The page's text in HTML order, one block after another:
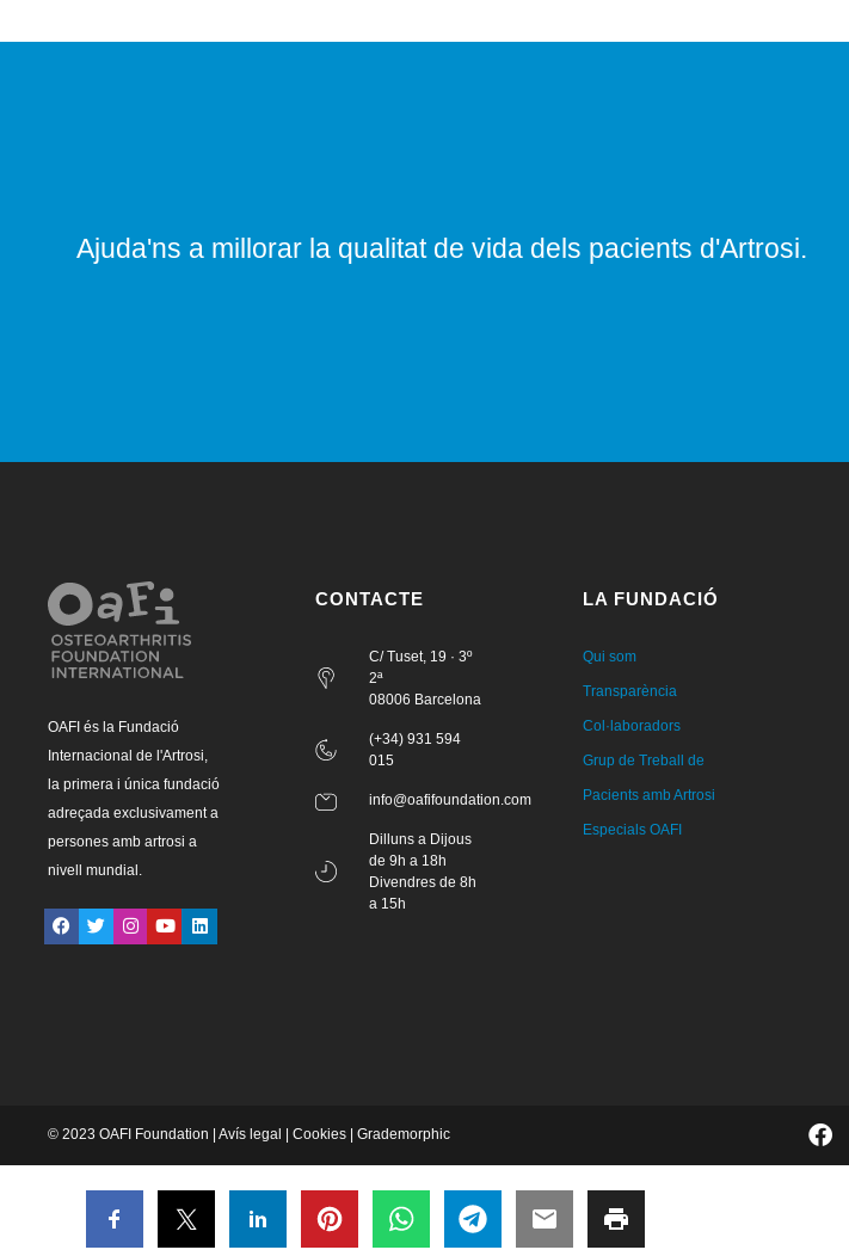
Ajuda'ns a millorar la qualitat de vida dels pacients d'Artrosi.
OAFI és la Fundació
Internacional de l'Artrosi,
la primera i única fundació
adreçada exclusivament a
persones amb artrosi a
nivell mundial.
CONTACTE
C/ Tuset, 19 · 3º
2ª
08006 Barcelona
(+34) 931 594
015
info@oafifoundation.com
Dilluns a Dijous
de 9h a 18h
Divendres de 8h
a 15h
LA FUNDACIÓ
Qui som
Transparència
Col·laboradors
Grup de Treball de
Pacients amb Artrosi
Especials OAFI
© 2023 OAFI Foundation | Avís legal | Cookies | Grademorphic